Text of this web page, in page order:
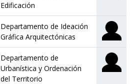
Edificación
Departamento de Ideación
Gráfica Arquitectónicas
Departamento de
Urbanística y Ordenación
del Territorio